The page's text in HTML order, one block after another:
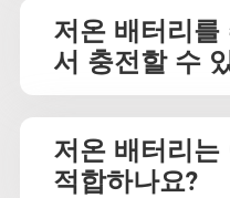
저온 배터리를
서 충전할 수
저온 배터리는
적합하나요?